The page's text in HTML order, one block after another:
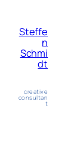
Inhalt
springen
Steffe
n
Schmi
dt
creative
consultan
t